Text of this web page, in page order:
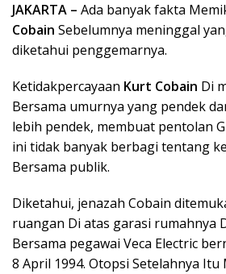
JAKARTA – Ada banyak fakta
Cobain Sebelumnya meninggal
diketahui penggemarnya.
Ketidakpercayaan Kurt Cobain Di
Bersama umurnya yang pendek
lebih pendek, membuat pentolan
ini tidak banyak berbagi tentang
Bersama publik.
Diketahui, jenazah Cobain
ruangan Di atas garasi rumahnya
Bersama pegawai Veca Electric
8 April 1994. Otopsi Setelahnya